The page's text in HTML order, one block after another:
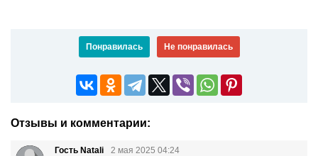
Понравилась Не понравилась
Отзывы и комментарии:
Гость Natali
2 мая 2025 04:24